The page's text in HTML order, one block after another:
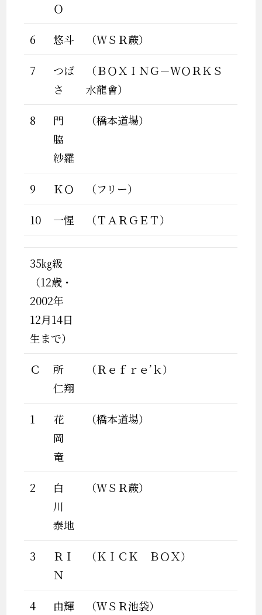
Ｏ
6 悠斗 （ＷＳＲ蕨）
7
つば
さ
（ＢＯＸＩＮＧ－ＷＯＲＫＳ
水龍會）
8
門
脇
紗羅
（橋本道場）
9 ＫＯ （フリー）
10 一惺 （ＴＡＲＧＥＴ）
35㎏級
（12歳・
2002年
12月14日
生まで）
Ｃ
所
仁翔
（Ｒｅｆｒｅ’ｋ）
1
花
岡
竜
（橋本道場）
2
白
川
泰地
（ＷＳＲ蕨）
3
ＲＩ
Ｎ
（ＫＩＣＫ ＢＯＸ）
4 由輝 （ＷＳＲ池袋）